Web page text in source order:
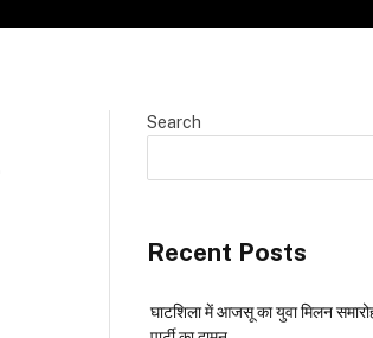
Search
Recent Posts
घाटशिला में आजसू का युवा मिलन